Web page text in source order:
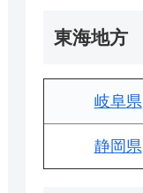
東海地方
岐阜県
静岡県